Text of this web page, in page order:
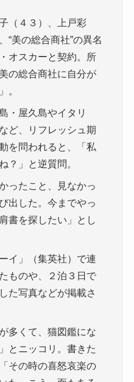
（４３）、上戸彩
“美の総合商社”の異名
オスカーと契約。所
の総合商社に自分が
。
・屋久島やイタリ
ど、リフレッシュ期
を問われると、「私
？」と逆質問。
ったこと、見なかっ
出した。今までやっ
書を探したい」とし
イ」（集英社）で連
ものや、２泊３日で
た写真などが掲載さ
多くて、猫図鑑にな
とニッコリ。書きた
その時の喜怒哀楽の